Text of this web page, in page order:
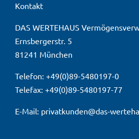
Kontakt
DAS WERTEHAUS
Ernsbergerstr. 5
81241 München
Telefon: +49(0)89-5480197-0
Telefax: +49(0)89-5480197-77
E-Mail: privatkunden@das-